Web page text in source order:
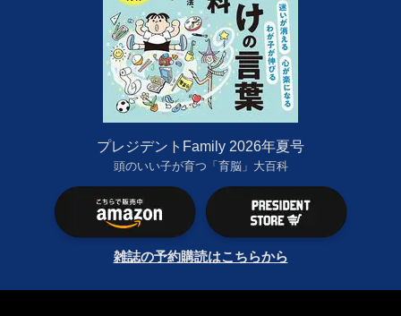
プレジデントFamily 2026年夏号
頭のいい子が育つ「育脳」大百科
雑誌の予約購読はこちらから